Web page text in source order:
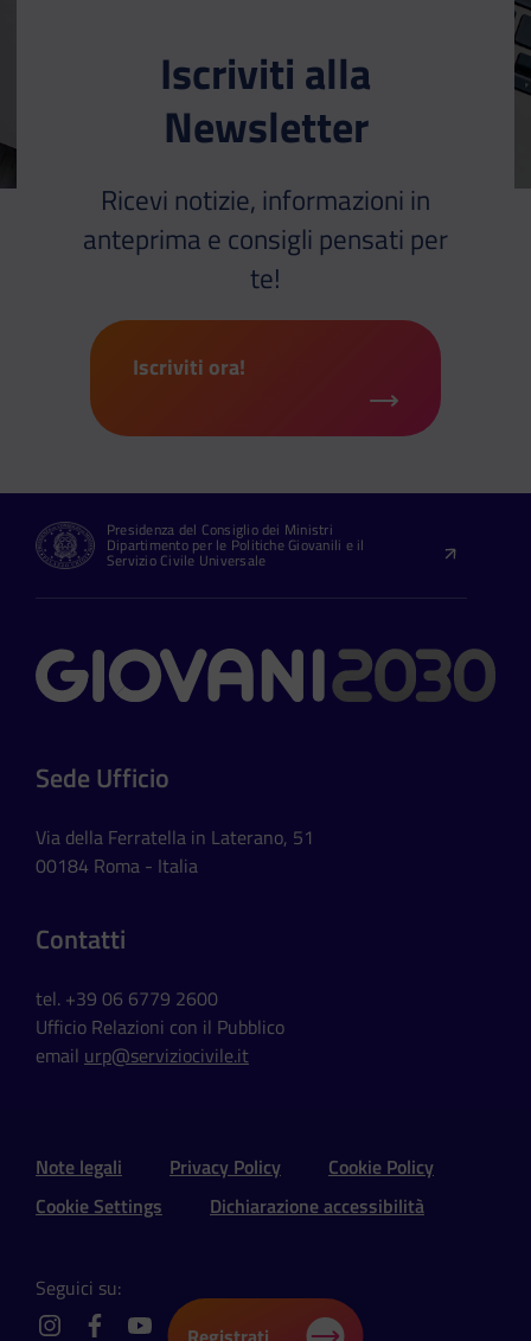
Iscriviti alla
Newsletter
Ricevi notizie, informazioni in
anteprima e consigli pensati per
te!
Iscriviti ora!
Presidenza del Consiglio dei Ministri
Dipartimento per le Politiche Giovanili e il
Servizio Civile Universale
Contatti
Sede Ufficio
Via della Ferratella in Laterano, 51
00184 Roma - Italia
Contatti
tel. +39 06 6779 2600
Ufficio Relazioni con il Pubblico
email urp@serviziocivile.it
Sezione Link Utili e Social
Note legali Privacy Policy
Cookie Policy
Cookie Settings
Dichiarazione accessibilità
Seguici su: